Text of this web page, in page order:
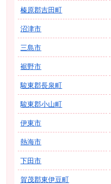
榛原郡吉田町
沼津市
三島市
裾野市
駿東郡長泉町
駿東郡小山町
伊東市
熱海市
下田市
賀茂郡東伊豆町